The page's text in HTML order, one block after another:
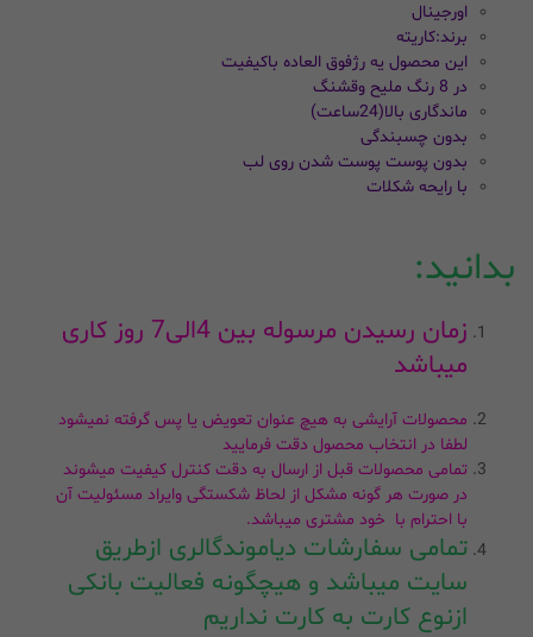
اورجینال
برند:کاریته
این محصول یه رژفوق العاده باکیفیت
در 8 رنگ ملیح وقشنگ
ماندگاری بالا(24ساعت)
بدون چسبندگی
بدون پوست پوست شدن روی لب
با رایحه شکلات
بدانید:
زمان رسیدن مرسوله بین 4الی7 روز کاری
میباشد
محصولات آرایشی به هیچ عنوان تعویض یا پس گرفته نمیشود
لطفا در انتخاب محصول دقت فرمایید
تمامی محصولات قبل از ارسال به دقت کنترل کیفیت میشوند
در صورت هر گونه مشکل از لحاظ شکستگی وایراد مسئولیت آن
با احترام با خود مشتری میباشد.
تمامی سفارشات دیاموندگالری ازطریق
سایت میباشد و هیچگونه فعالیت بانکی
ازنوع کارت به کارت نداریم